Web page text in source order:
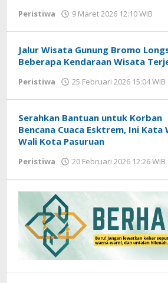
Peristiwa 9 Maret 2026 12:10 WIB
Jalur Wisata Gunung Bromo
Beberapa Kendaraan Wisata
Peristiwa 25 Februari 2026 15:04 WIB
Serahkan Bantuan untuk Korban
Bencana Cuaca Esktrem, Ini Kata
Wali Kota Pasuruan
Peristiwa 20 Februari 2026 12:26 WIB